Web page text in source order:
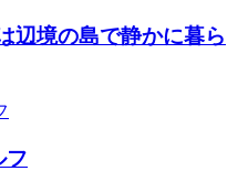
辺境の島で静かに暮ら
フ